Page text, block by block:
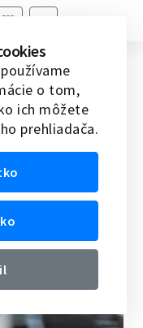
a techniky v EÚ
o tom,
ich môžete
prehliadača.